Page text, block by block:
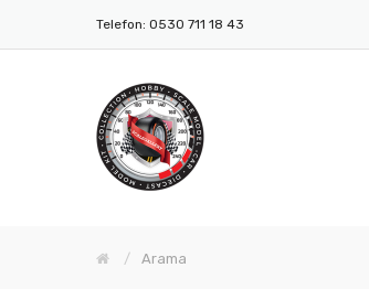
Telefon: 0530 711 18 43
Arama